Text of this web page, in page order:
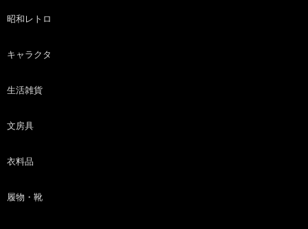
昭和レトロ
キャラクタ
生活雑貨
文房具
衣料品
履物・靴